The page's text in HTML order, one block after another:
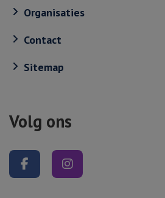
Organisaties
Contact
Sitemap
Volg ons
Volg ons op Facebook